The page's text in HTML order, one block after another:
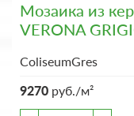
Мозаика из
VERONA
ColiseumGres
9270 руб./м²